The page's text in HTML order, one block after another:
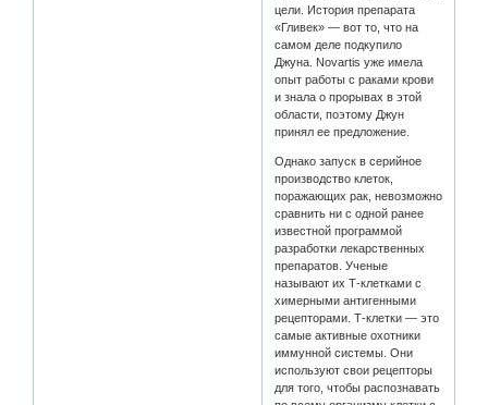
цели. История препарата
«Гливек» — вот то, что на
самом деле подкупило
Джуна. Novartis уже имела
опыт работы с раками крови
и знала о прорывах в этой
области, поэтому Джун
принял ее предложение.
Однако запуск в серийное
производство клеток,
поражающих рак, невозможно
сравнить ни с одной ранее
известной программой
разработки лекарственных
препаратов. Ученые
называют их Т-клетками с
химерными антигенными
рецепторами. Т-клетки — это
самые активные охотники
иммунной системы. Они
используют свои рецепторы
для того, чтобы распознавать